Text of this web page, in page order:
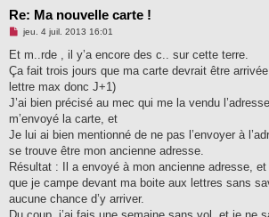
Re: Ma nouvelle carte !
M
s
a
g
n
o
l
u
jeu. 4 juil. 2013 16:01
Et m..rde , il y’a encore des c.. sur cette terre.
Ça fait trois jours que ma carte devrait être
lettre max donc J+1)
J’ai bien précisé au mec qui me la vendu
m’envoyé la carte, et
Je lui ai bien mentionné de ne pas l’envoyer à
se trouve être mon ancienne adresse.
Résultat : Il a envoyé à mon ancienne adresse,
que je campe devant ma boite aux lettres sans
aucune chance d’y arriver.